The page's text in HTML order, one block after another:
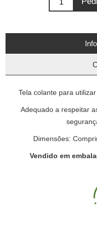
Tela colante para
Adequado a respeitar
Dimensões:
Vendido em